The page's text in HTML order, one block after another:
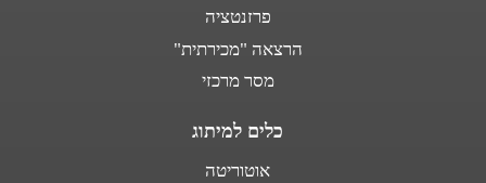
פרזנטציה
הרצאה "מכירתית"
מסר מרכזי
כלים למיתוג
אוטוריטה